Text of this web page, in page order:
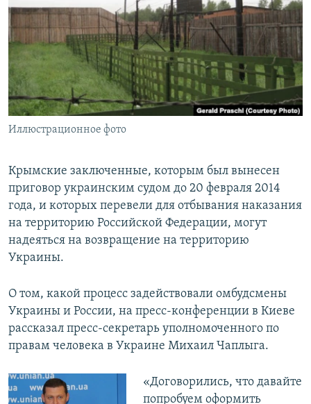
ПОБЕДИТЕЛЕЙ НЕ СУДЯТ?
КРЫМ.НЕПОКОРЕННЫЙ
ELIFBE
УКРАИНСКАЯ ПРОБЛЕМА КРЫМА
ПРИСОЕДИНЯЙТЕСЬ!
Все сайты RFE/RL
Иллюстрационное фото
Крымские заключенные, которым был вынесен
приговор украинским судом до 20 февраля 2014
года, и которых перевели для отбывания наказания
на территорию Российской Федерации, могут
надеяться на возвращение на территорию
Украины.
О том, какой процесс задействовали омбудсмены
Украины и России, на пресс-конференции в Киеве
рассказал пресс-секретарь уполномоченного по
правам человека в Украине Михаил Чаплыга.
«Договорились, что давайте
попробуем оформить